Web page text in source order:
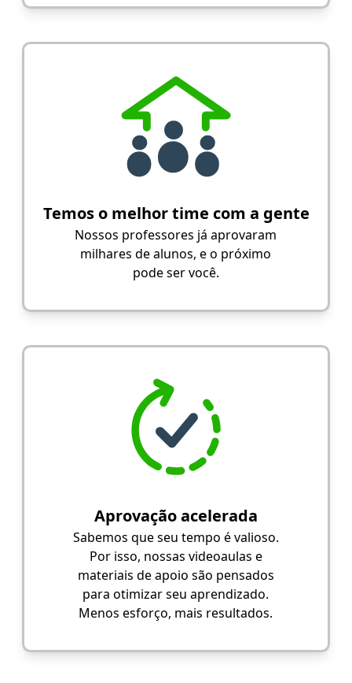
Temos o melhor time com a gente
Nossos professores já aprovaram
milhares de alunos, e o próximo
pode ser você.
Aprovação acelerada
Sabemos que seu tempo é valioso.
Por isso, nossas videoaulas e
materiais de apoio são pensados
para otimizar seu aprendizado.
Menos esforço, mais resultados.